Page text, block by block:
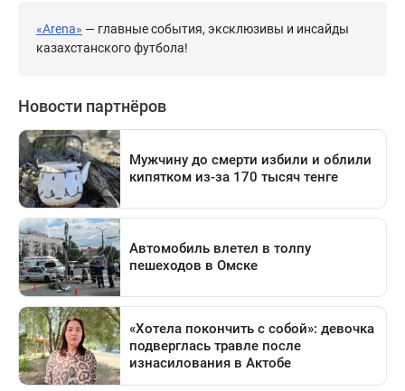
«Arena» — главные события, эксклюзивы и инсайды
казахстанского футбола!